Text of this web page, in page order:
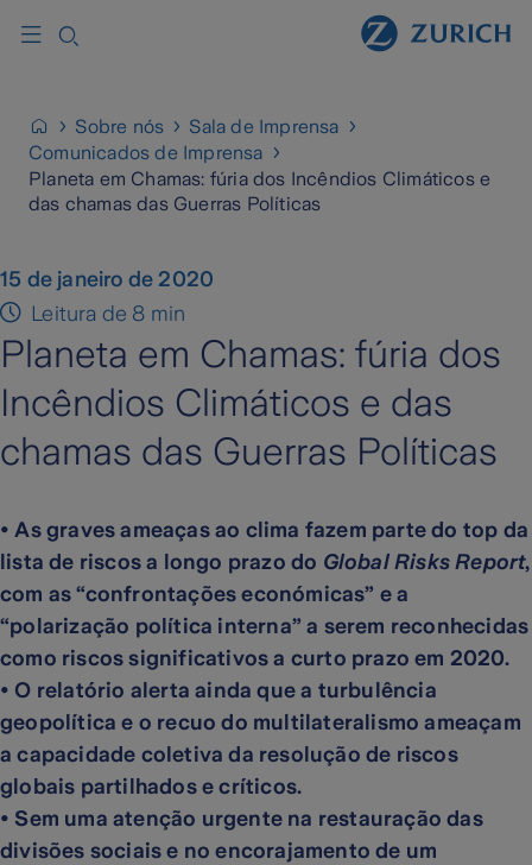
Sobre nós
Sala de Imprensa
Comunicados de Imprensa
Planeta em Chamas: fúria dos Incêndios Climáticos e
das chamas das Guerras Políticas
15 de janeiro de 2020
Leitura de 8 min
Planeta em Chamas: fúria dos
Incêndios Climáticos e das
chamas das Guerras Políticas
• As graves ameaças ao clima fazem parte do top da
lista de riscos a longo prazo do Global Risks Report,
com as “confrontações económicas” e a
“polarização política interna” a serem reconhecidas
como riscos significativos a curto prazo em 2020.
• O relatório alerta ainda que a turbulência
geopolítica e o recuo do multilateralismo ameaçam
a capacidade coletiva da resolução de riscos
globais partilhados e críticos.
• Sem uma atenção urgente na restauração das
divisões sociais e no encorajamento de um